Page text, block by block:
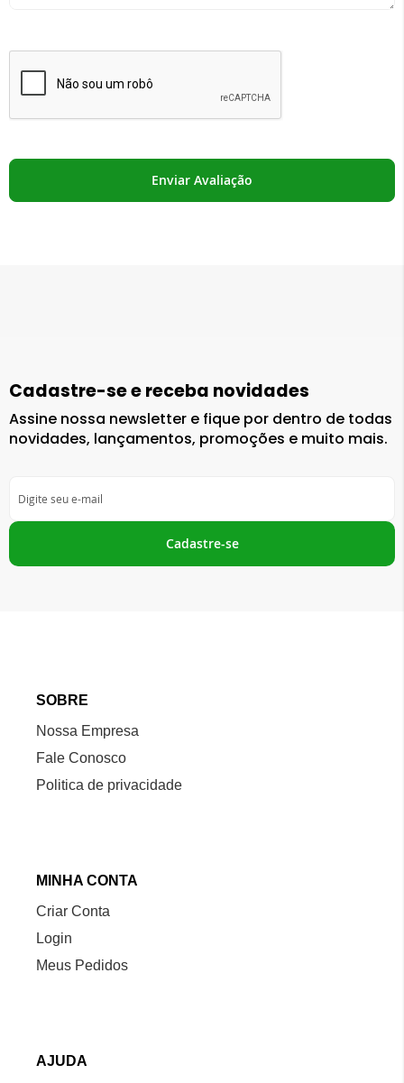
Enviar Avaliação
Cadastre-se e receba novidades
Assine nossa newsletter e fique por dentro de todas
novidades, lançamentos, promoções e muito mais.
se
na
Newsletter:
Cadastre-se
SOBRE
Nossa Empresa
Fale Conosco
Politica de privacidade
MINHA CONTA
Criar Conta
Login
Meus Pedidos
AJUDA